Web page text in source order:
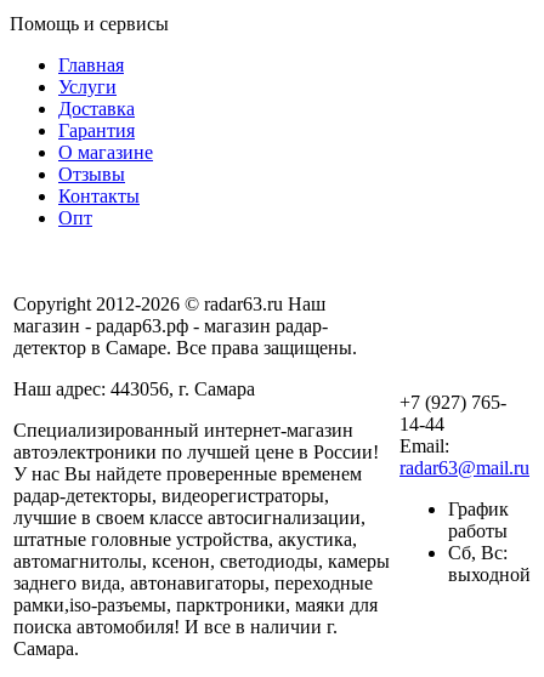
Помощь и сервисы
Главная
Услуги
Доставка
Гарантия
О магазине
Отзывы
Контакты
Опт
Copyright 2012-2026 © radar63.ru Наш
магазин - радар63.рф - магазин радар-
детектор в Самаре. Все права защищены.
Наш адрес: 443056, г. Самара
Специализированный интернет-магазин
автоэлектроники по лучшей цене в России!
У нас Вы найдете проверенные временем
радар-детекторы, видеорегистраторы,
лучшие в своем классе автосигнализации,
штатные головные устройства, акустика,
автомагнитолы, ксенон, светодиоды, камеры
заднего вида, автонавигаторы, переходные
рамки,iso-разъемы, парктроники, маяки для
поиска автомобиля! И все в наличии г.
Самара.
+7 (927) 765-
14-44
Email:
radar63@mail.ru
График
работы
Сб, Вс:
выходной